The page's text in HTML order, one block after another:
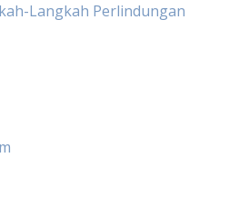
Langkah Perlindungan